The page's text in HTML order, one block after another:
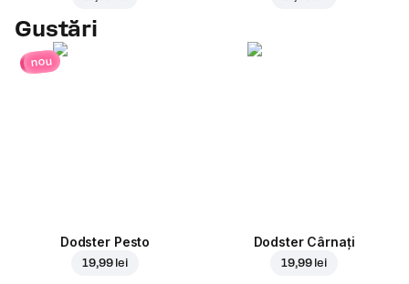
Gustări
nou
Dodster Pesto
19,99 lei
Dodster Cârnați
19,99 lei